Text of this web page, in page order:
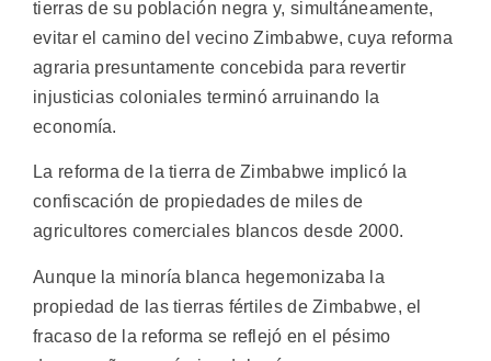
tierras de su población negra y, simultáneamente,
evitar el camino del vecino Zimbabwe, cuya reforma
agraria presuntamente concebida para revertir
injusticias coloniales terminó arruinando la
economía.
La reforma de la tierra de Zimbabwe implicó la
confiscación de propiedades de miles de
agricultores comerciales blancos desde 2000.
Aunque la minoría blanca hegemonizaba la
propiedad de las tierras fértiles de Zimbabwe, el
fracaso de la reforma se reflejó en el pésimo